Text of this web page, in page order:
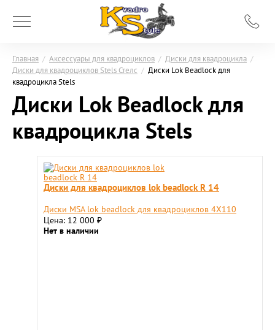
Главная / Аксессуары для квадроциклов / Диски для квадроцикла /
Диски для квадроциклов Stels Стелс / Диски Lok Beadlock для
квадроцикла Stels
Диски Lok Beadlock для
квадроцикла Stels
Диски для квадроциклов lok beadlock R 14
Диски MSA lok beadlock для квадроциклов 4X110
Цена: 12 000 ₽
Нет в наличии